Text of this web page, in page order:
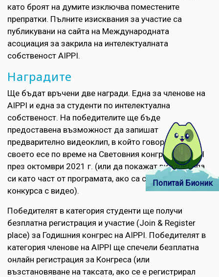
като броят на думите изключва поместените
препратки. Пълните изисквания за участие са
публикувани на сайта на Международната
асоциация за закрила на интелектуалната
собственост AIPPI.
Наградите
Ще бъдат връчени две награди. Една за членове на
AIPPI и една за студенти по интелектуална
собственост. На победителите ще бъде
предоставена възможност да запишат
предварително видеоклип, в който говорят за
своето есе по време на Световния конгрес на AIPPI
през октомври 2021 г. (или да покажат видеоклипа
си като част от програмата, ако са спечелили
конкурса с видео).
Победителят в категория студенти ще получи
безплатна регистрация и участие (Join & Register
place) за Годишния конгрес на AIPPI. Победителят в
категория членове на AIPPI ще спечели безплатна
онлайн регистрация за Конгреса (или
възстановяване на таксата, ако се е регистрирал
Попитай Бионик